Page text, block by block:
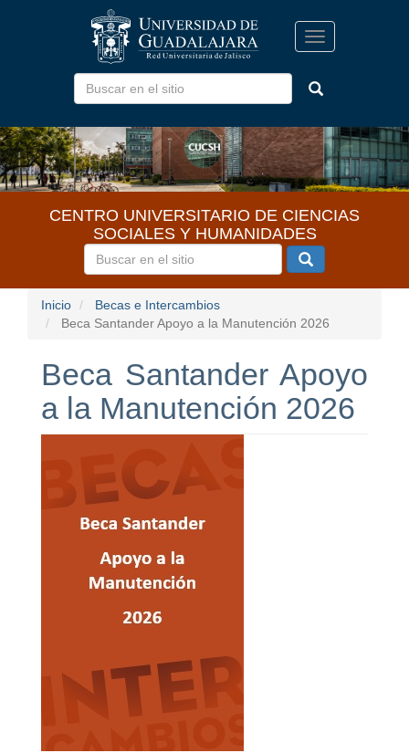
Toggle
navigation
CENTRO UNIVERSITARIO DE CIENCIAS
SOCIALES Y HUMANIDADES
Inicio
Becas e Intercambios
Beca Santander Apoyo a la Manutención 2026
Beca Santander Apoyo
a la Manutención 2026